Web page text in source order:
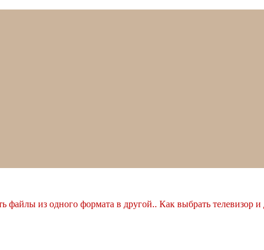
файлы из одного формата в другой.. Как выбрать телевизор